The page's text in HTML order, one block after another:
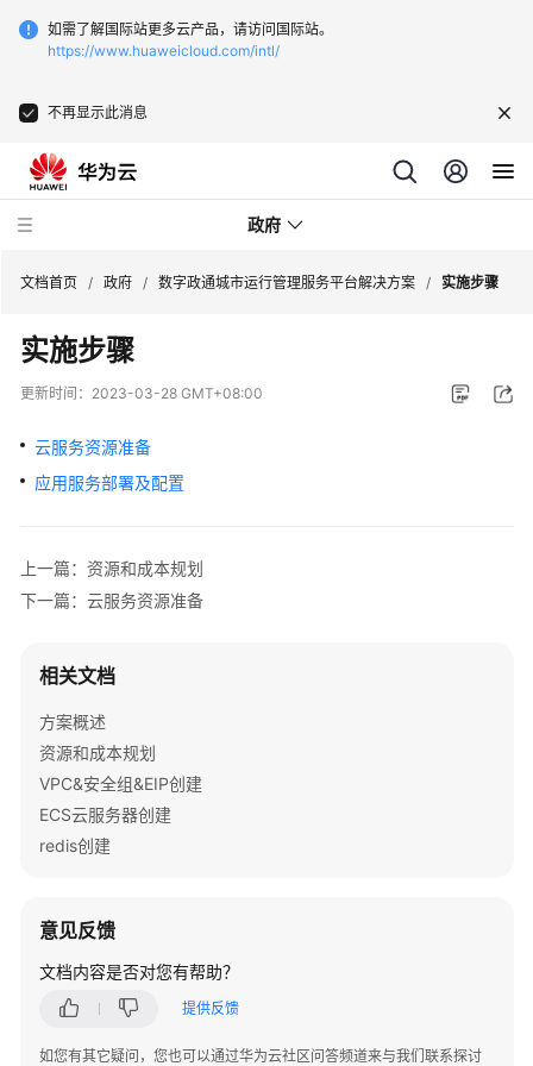
如需了解国际站更多云产品，请访问国际站。
https://www.huaweicloud.com/intl/
不再显示此消息
政府
新
点
件
一
网
解
决
字
政
通
城
运
理
服
文档首页 / 政府 / 数字政通城市运行管理服务平台解决方案 / 实施步骤
实施步骤
更新时间： 2023-03-28 GMT+08:00
云服务资源准备
应用服务部署及配置
上一篇：资源和成本规划
下一篇：云服务资源准备
相关文档
方案概述
资源和成本规划
VPC&安全组&EIP创建
ECS云服务器创建
redis创建
意见反馈
文档内容是否对您有帮助？
提供反馈
如您有其它疑问，您也可以通过华为云社区问答频道来与我们联系探讨